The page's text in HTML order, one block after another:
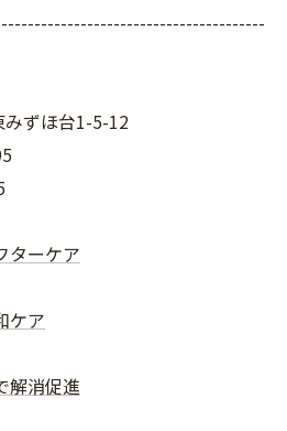
みずほ台1-5-12
ターケア
ケア
解消促進